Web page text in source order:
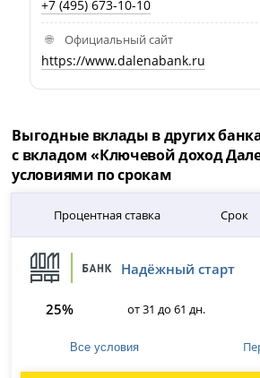
+7 (495) 673-10-10
Официальный сайт
https://www.dalenabank.ru
Выгодные вклады в других
с вкладом «Ключевой доход
условиями по срокам
Процентная ставка Срок
Надёжный старт
25% от 31 до 61 дн.
Все условия